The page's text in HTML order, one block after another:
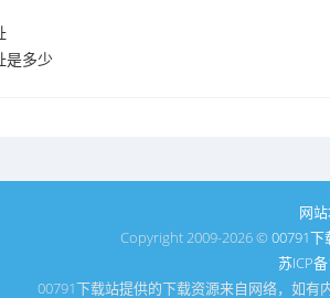
是多少
网
Copyright 2009-2026 ©00791下
苏ICP
00791下载站提供的下载资源来自网络，如有